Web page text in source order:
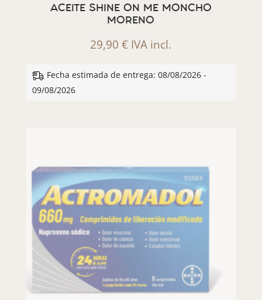
ACEITE SHINE ON ME MONCHO
MORENO
29,90€ IVA incl.
Fecha estimada de entrega: 08/08/2026 -
09/08/2026